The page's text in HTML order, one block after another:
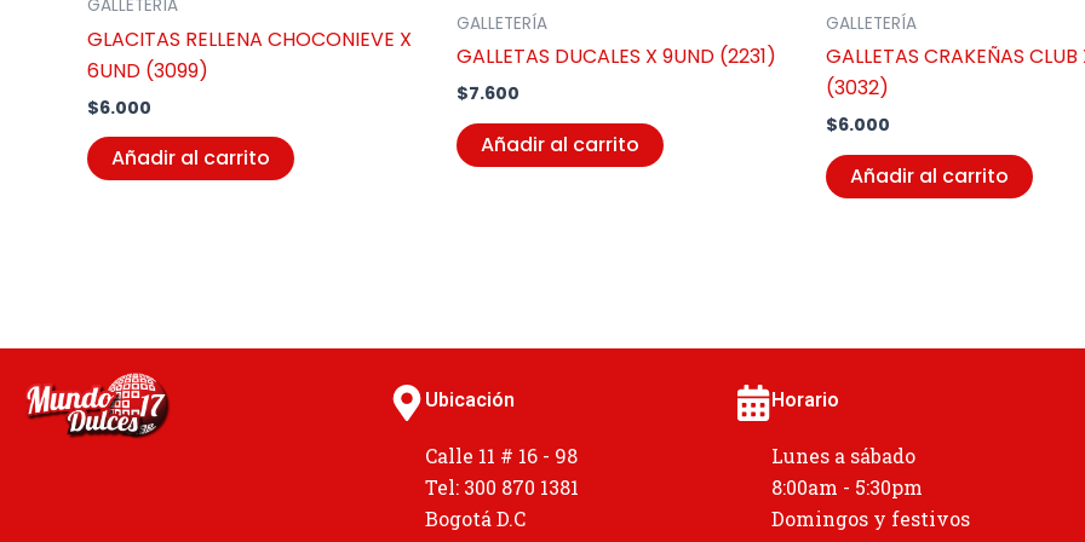
GALLETERÍA
GLACITAS RELLENA CHOCONIEVE X
6UND (3099)
$6.000
Añadir al carrito
GALLETERÍA
GALLETAS DUCALES X 9UND (2231)
$7.600
Añadir al carrito
GALLETERÍA
GALLETAS CRAKEÑAS CLUB
(3032)
$6.000
Añadir al carrito
Ubicación
Calle 11 # 16 - 98
Tel: 300 870 1381
Bogotá D.C
Horario
Lunes a sábado
8:00am - 5:30pm
Domingos y festivos